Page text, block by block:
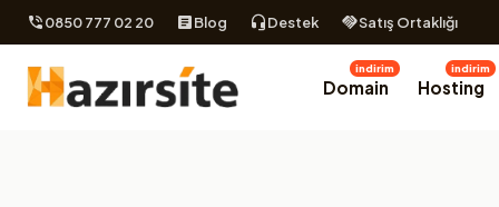
0850 777 02 20 Blog Destek Satış Ortaklığı
Domain
indirim
Hosting
indirim